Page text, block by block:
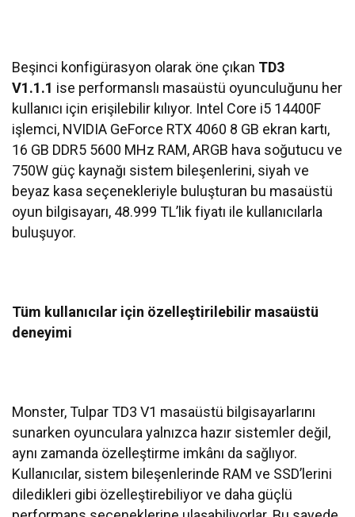
Beşinci konfigürasyon olarak öne çıkan TD3
V1.1.1 ise performanslı masaüstü oyunculuğunu her
kullanıcı için erişilebilir kılıyor. Intel Core i5 14400F
işlemci, NVIDIA GeForce RTX 4060 8 GB ekran kartı,
16 GB DDR5 5600 MHz RAM, ARGB hava soğutucu ve
750W güç kaynağı sistem bileşenlerini, siyah ve
beyaz kasa seçenekleriyle buluşturan bu masaüstü
oyun bilgisayarı, 48.999 TL’lik fiyatı ile kullanıcılarla
buluşuyor.
Tüm kullanıcılar için özelleştirilebilir masaüstü
deneyimi
Monster, Tulpar TD3 V1 masaüstü bilgisayarlarını
sunarken oyunculara yalnızca hazır sistemler değil,
aynı zamanda özelleştirme imkânı da sağlıyor.
Kullanıcılar, sistem bileşenlerinde RAM ve SSD’lerini
diledikleri gibi özelleştirebiliyor ve daha güçlü